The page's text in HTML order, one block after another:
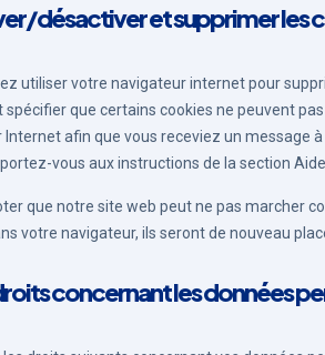
désactiver et supprimer les
utiliser votre navigateur internet pour
spécifier que certains cookies ne peuvent
afin que vous receviez un message
vous aux instructions de la section
que notre site web peut ne pas marcher
votre navigateur, ils seront de nouveau
concernant les données